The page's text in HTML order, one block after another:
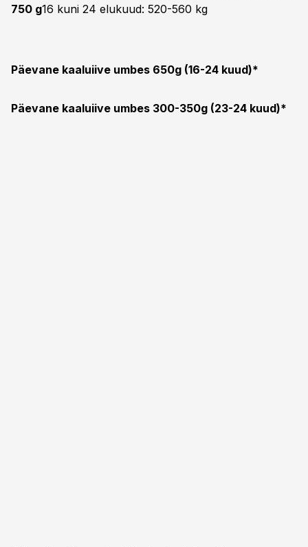
750 g16 kuni 24 elukuud: 520-560 kg
Päevane kaaluiive umbes 650g (16-24 kuud)*
Päevane kaaluiive umbes 300-350g (23-24 kuud)*